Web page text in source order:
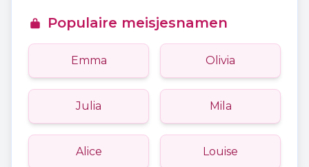
Populaire meisjesnamen
Emma Olivia
Julia Mila
Alice Louise